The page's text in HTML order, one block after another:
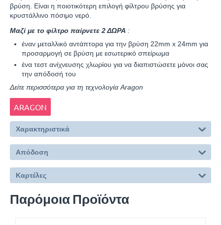
βρύση. Είναι η ποιοτικότερη επιλογή φίλτρου βρύσης για
κρυστάλλινο πόσιμο νερό.
Μαζί με το φίλτρο παίρνετε 2 ΔΩΡΑ :
έναν μεταλλικό αντάπτορα για την βρύση 22mm x 24mm για
προσαρμογή σε βρύση με εσωτερικό σπείρωμα
ένα τεστ ανίχνευσης χλωρίου για να διαπιστώσετε μόνοι σας
την απόδοσή του
Δείτε περισσότερα για τη τεχνολογία Aragon
ARAGON
Χαρακτηριστικά
Απόδοση
Καρτέλες
Παρόμοια Προϊόντα